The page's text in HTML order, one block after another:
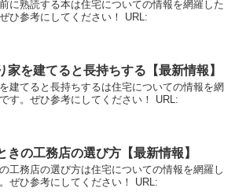
に熟読する本は住宅についての情報を網羅した
ひ参考にしてください！ URL:
家を建てると長持ちする【最新情報】
建てると長持ちするは住宅についての情報を網
す。ぜひ参考にしてください！ URL:
きの工務店の選び方【最新情報】
工務店の選び方は住宅についての情報を網羅し
ぜひ参考にしてください！ URL: